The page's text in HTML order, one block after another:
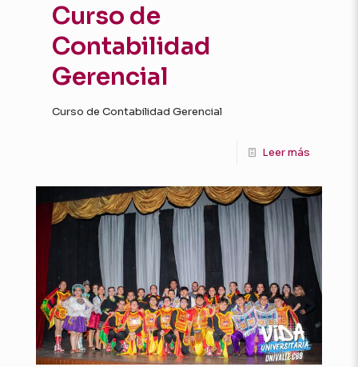
Curso de
Contabilidad
Gerencial
Curso de Contabilidad Gerencial
Leer más